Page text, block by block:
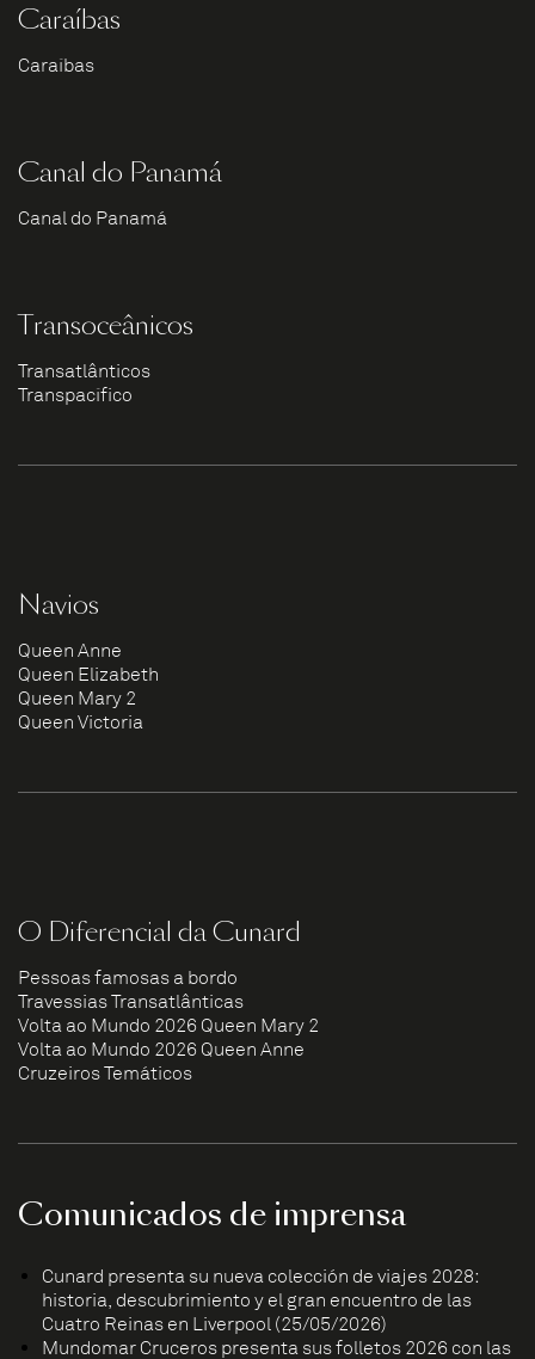
Caraíbas
Caraíbas
Canal do Panamá
Canal do Panamá
Transoceânicos
Transatlânticos
Transpacífico
Navios
Queen Anne
Queen Elizabeth
Queen Mary 2
Queen Victoria
O Diferencial da Cunard
Pessoas famosas a bordo
Travessias Transatlânticas
Volta ao Mundo 2026 Queen Mary 2
Volta ao Mundo 2026 Queen Anne
Cruzeiros Temáticos
Comunicados de imprensa
Cunard presenta su nueva colección de viajes 2028:
historia, descubrimiento y el gran encuentro de las
Cuatro Reinas en Liverpool (25/05/2026)
Mundomar Cruceros presenta sus folletos 2026 con las